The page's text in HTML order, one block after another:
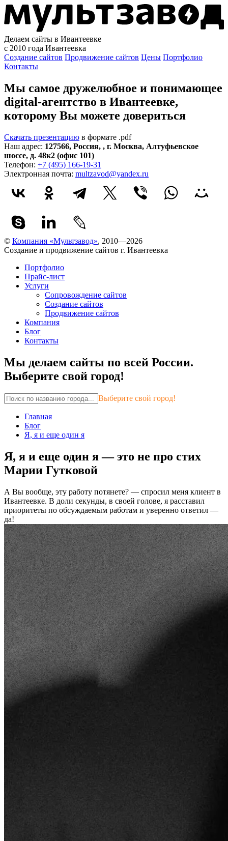
Делаем сайты в Ивантеевке
с 2010 года Ивантеевка
Создание сайтов Продвижение сайтов Цены Портфолио
Контакты
Мы самое дружелюбное и понимающее
digital-агентство в Ивантеевке,
которому Вы можете довериться
Скачать презентацию в формате .pdf
Наш адрес: 127566, Россия, , г. Москва, Алтуфьевское
шоссе, д. 48к2 (офис 101)
Телефон: +7 (495) 166-19-31
Электронная почта: multzavod@yandex.ru
© Компания «Мультзавод», 2010—2026
Создание и продвижение сайтов г. Ивантеевка
Портфолио
Прайс-лист
Услуги
Сопровождение сайтов
Создание сайтов
Продвижение сайтов
Компания
Блог
Контакты
Мы делаем сайты по всей России.
Выберите свой город!
Выберите свой город!
Главная
Блог
Я, я и еще один я
Я, я и еще один я — это не про стих
Марии Гутковой
А Вы вообще, эту работу потянете? — спросил меня клиент в
Ивантеевке. В доли секунды, в своей голове, я расставил
приоритеты по обсуждаемым работам и уверенно ответил —
да!